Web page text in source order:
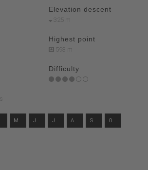
Elevation descent
325 m
Highest point
593 m
Difficulty
M J J A S O